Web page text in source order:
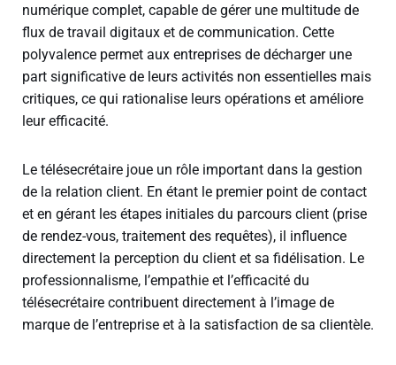
numérique complet, capable de gérer une multitude de
flux de travail digitaux et de communication. Cette
polyvalence permet aux entreprises de décharger une
part significative de leurs activités non essentielles mais
critiques, ce qui rationalise leurs opérations et améliore
leur efficacité.
Le télésecrétaire joue un rôle important dans la gestion
de la relation client. En étant le premier point de contact
et en gérant les étapes initiales du parcours client (prise
de rendez-vous, traitement des requêtes), il influence
directement la perception du client et sa fidélisation. Le
professionnalisme, l’empathie et l’efficacité du
télésecrétaire contribuent directement à l’image de
marque de l’entreprise et à la satisfaction de sa clientèle.